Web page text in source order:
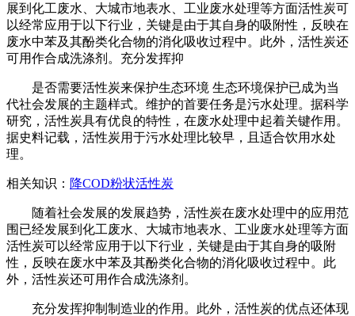
展到化工废水、大城市地表水、工业废水处理等方面活性炭可
以经常应用于以下行业，关键是由于其自身的吸附性，反映在
废水中苯及其酚类化合物的消化吸收过程中。此外，活性炭还
可用作合成洗涤剂。充分发挥抑
是否需要活性炭来保护生态环境 生态环境保护已成为当
代社会发展的主题样式。维护的首要任务是污水处理。据科学
研究，活性炭具有优良的特性，在废水处理中起着关键作用。
据史料记载，活性炭用于污水处理比较早，且适合饮用水处
理。
相关知识： 降COD粉状活性炭
随着社会发展的发展趋势，活性炭在废水处理中的应用范
围已经发展到化工废水、大城市地表水、工业废水处理等方面
活性炭可以经常应用于以下行业，关键是由于其自身的吸附
性，反映在废水中苯及其酚类化合物的消化吸收过程中。此
外，活性炭还可用作合成洗涤剂。
充分发挥抑制制造业的作用。此外，活性炭的优点还体现